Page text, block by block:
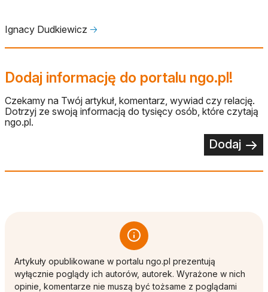
Ignacy Dudkiewicz 🡢
Dodaj informację do portalu ngo.pl!
Czekamy na Twój artykuł, komentarz, wywiad czy relację.
Dotrzyj ze swoją informacją do tysięcy osób, które czytają
ngo.pl.
Dodaj
Artykuły opublikowane w portalu ngo.pl prezentują
wyłącznie poglądy ich autorów, autorek. Wyrażone w nich
opinie, komentarze nie muszą być tożsame z poglądami